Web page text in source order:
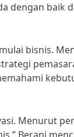
dengan baik
bisnis.
Menurut